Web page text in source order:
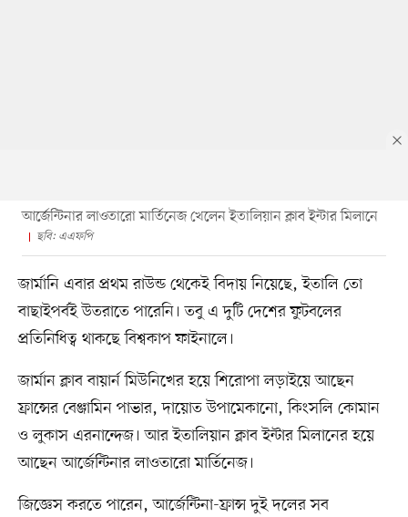
আর্জেন্টিনার লাওতারো মার্তিনেজ খেলেন ইতালিয়ান ক্লাব ইন্টার মিলানে
ছবি: এএফপি
জার্মানি এবার প্রথম রাউন্ড থেকেই বিদায় নিয়েছে, ইতালি তো
বাছাইপর্বই উতরাতে পারেনি। তবু এ দুটি দেশের ফুটবলের
প্রতিনিধিত্ব থাকছে বিশ্বকাপ ফাইনালে।
জার্মান ক্লাব বায়ার্ন মিউনিখের হয়ে শিরোপা লড়াইয়ে আছেন
ফ্রান্সের বেঞ্জামিন পাভার, দায়োত উপামেকানো, কিংসলি কোমান
ও লুকাস এরনান্দেজ। আর ইতালিয়ান ক্লাব ইন্টার মিলানের হয়ে
আছেন আর্জেন্টিনার লাওতারো মার্তিনেজ।
জিজ্ঞেস করতে পারেন, আর্জেন্টিনা-ফ্রান্স দুই দলের সব